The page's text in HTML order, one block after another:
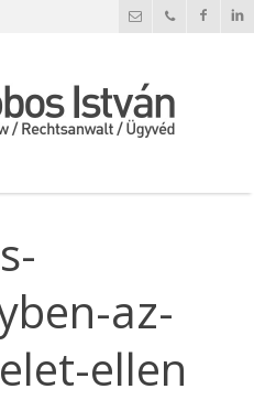
az-
ellen